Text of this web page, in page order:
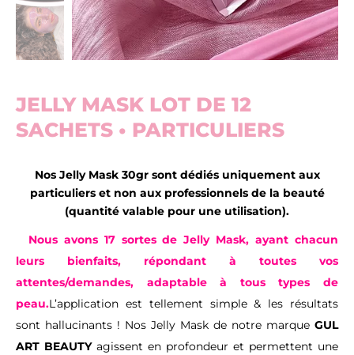
JELLY MASK LOT DE 12
SACHETS • PARTICULIERS
Nos Jelly Mask 30gr sont dédiés uniquement aux
particuliers et non aux professionnels de la beauté
(quantité valable pour une utilisation).
Nous avons 17 sortes de Jelly Mask, ayant chacun
leurs bienfaits, répondant à toutes vos
attentes/demandes, adaptable à tous types de
peau.L’application est tellement simple & les résultats
sont hallucinants ! Nos Jelly Mask de notre marque GUL
ART BEAUTYagissent en profondeur et permettent une